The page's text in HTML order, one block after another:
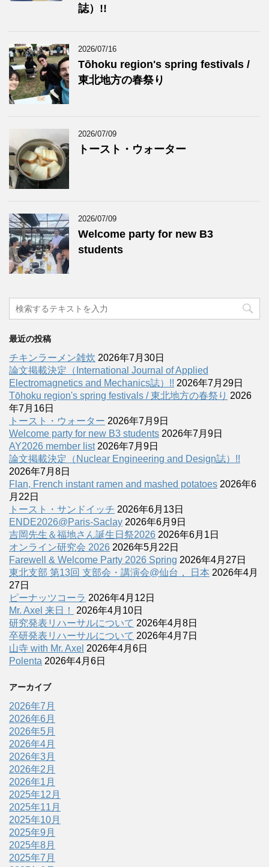
誌）!!
2026/07/16
Tōhoku region's spring festivals /
東北地方の春祭り
2026/07/09
トースト・ウォーター
2026/07/09
Welcome party for new B3
students
最近の投稿
チキンラーメン雑炊 2026年7月30日
論文掲載決定（International Journal of Applied
Electromagnetics and Mechanics誌）!! 2026年7月29日
Tōhoku region's spring festivals / 東北地方の春祭り 2026
年7月16日
トースト・ウォーター 2026年7月9日
Welcome party for new B3 students 2026年7月9日
AY2026 member list 2026年7月9日
論文掲載決定（Nuclear Engineering and Design誌）!!
2026年7月8日
Flan, French instant ramen and mashed potatoes 2026年6
月22日
トースト・サンドイッチ 2026年6月13日
ENDE2026@Paris-Saclay 2026年6月9日
吉岡先生＆福地さん誕生日祭2026 2026年6月1日
オンライン研究会 2026 2026年5月22日
Farewell & Welcome Party 2026 Spring 2026年4月27日
東北支部 第13回 支部会・講演会@仙台， 日本 2026年4月
27日
ピーナッツコーラ 2026年4月12日
Mr. Axel 来日！
2026年4月10日
研究発表リハーサルについて 2026年4月8日
卒研発表リハーサルについて 2026年4月7日
山寺 with Mr. Axel 2026年4月6日
Polenta 2026年4月6日
アーカイブ
2026年7月
2026年6月
2026年5月
2026年4月
2026年3月
2026年2月
2026年1月
2025年12月
2025年11月
2025年10月
2025年9月
2025年8月
2025年7月